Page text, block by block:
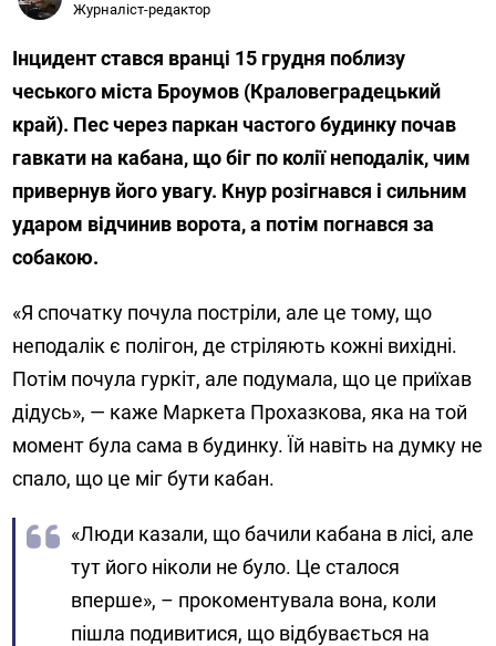
Журналіст-редактор
Інцидент стався вранці 15 грудня поблизу
чеського міста Броумов (Краловеградецький
край). Пес через паркан частого будинку почав
гавкати на кабана, що біг по колії неподалік, чим
привернув його увагу. Кнур розігнався і сильним
ударом відчинив ворота, а потім погнався за
собакою.
«Я спочатку почула постріли, але це тому, що
неподалік є полігон, де стріляють кожні вихідні.
Потім почула гуркіт, але подумала, що це приїхав
дідусь», — каже Маркета Прохазкова, яка на той
момент була сама в будинку. Їй навіть на думку не
спало, що це міг бути кабан.
«Люди казали, що бачили кабана в лісі, але
тут його ніколи не було. Це сталося
вперше», – прокоментувала вона, коли
пішла подивитися, що відбувається на